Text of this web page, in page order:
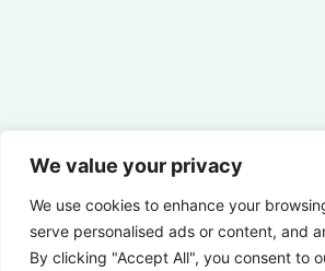
We value your privacy
We use cookies to enhance your
serve personalised ads or content, and
By clicking "Accept All", you consent to